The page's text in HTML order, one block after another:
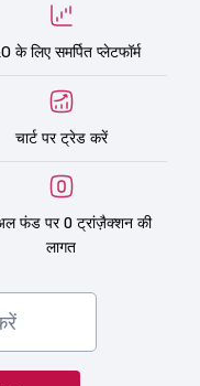
के लिए समर्पित प्लेटफॉर्म
चार्ट पर ट्रेड करें
फंड पर 0 ट्रांज़ैक्शन की
लागत